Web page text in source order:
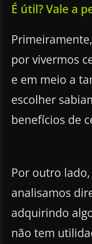
É útil? Vale a
por vivermos
e em meio a
escolher
benefícios de
Por outro
analisamos
adquirindo
não tem